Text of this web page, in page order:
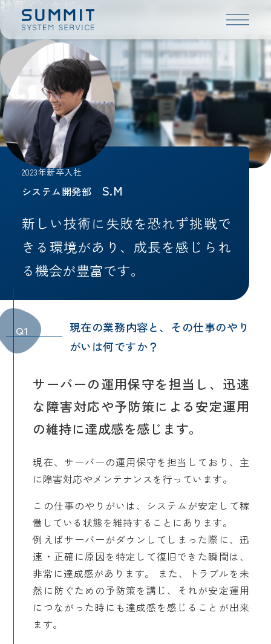
株式会社サミットシステムサー
社員インタビュー
2023年新卒入社
システム開発部 S.M
新しい技術に失敗を恐れず挑戦で
きる環境があり、成長を感じられ
る機会が豊富です。
Q1
現在の業務内容と、その仕事のやり
がいは何ですか？
サーバーの運用保守を担当し、迅速
な障害対応や予防策による安定運用
の維持に達成感を感じます。
現在、サーバーの運用保守を担当しており、主
に障害対応やメンテナンスを行っています。
この仕事のやりがいは、システムが安定して稼
働している状態を維持することにあります。
例えばサーバーがダウンしてしまった際に、迅
速・正確に原因を特定して復旧できた瞬間は、
非常に達成感があります。 また、トラブルを未
然に防ぐための予防策を講じ、それが安定運用
につながった時にも達成感を感じることが出来
ます。